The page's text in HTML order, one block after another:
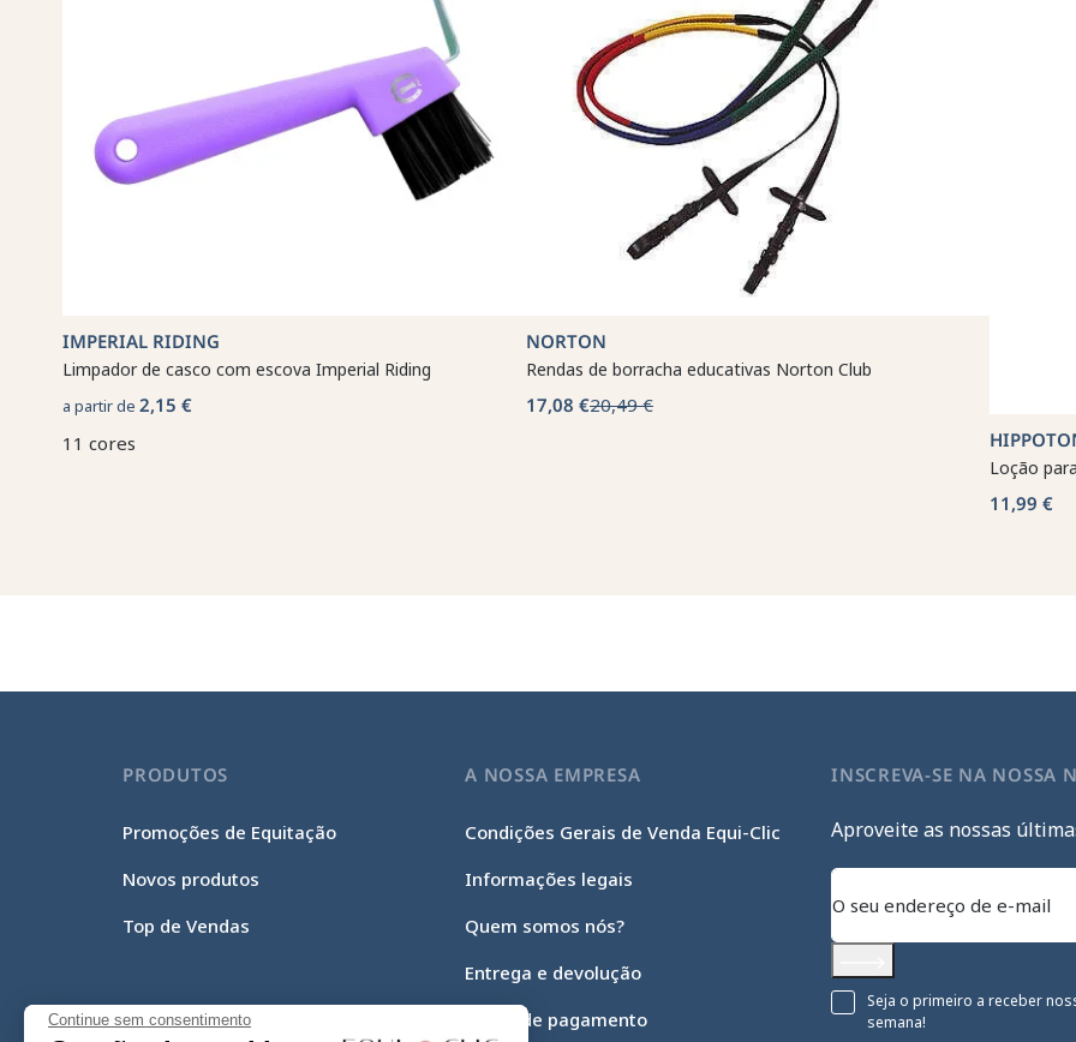
Continue sem consentimento
IMPERIAL RIDING
Limpador de casco com escova Imperial Riding
a partir de2,15 €
11 cores
NORTON
Rendas de borracha educativas Norton Club
17,08 €20,49 €
Loção
11,99 €
PRODUTOS
Promoções de Equitação
Novos produtos
Top de Vendas
A NOSSA EMPRESA
Condições Gerais de Venda Equi-Clic
Informações legais
Quem somos nós?
Entrega e devolução
Meios de pagamento
INSCREVA-SE NA NOSSA
Aproveite as nossas
Subscrever
Seja o primeiro a receber
semana!